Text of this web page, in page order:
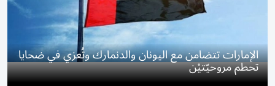
الإمارات تتضامن مع اليونان والدنمارك وتُعزي في ضحايا
تحطم مروحيّتيْن